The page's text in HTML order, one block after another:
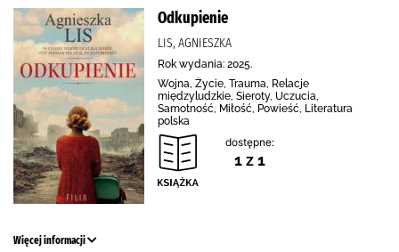
Odkupienie
LIS, AGNIESZKA
Rok wydania: 2025.
Wojna, Życie, Trauma, Relacje
międzyludzkie, Sieroty, Uczucia,
Samotność, Miłość, Powieść, Literatura
polska
dostępne:
1 z 1
Więcej informacji